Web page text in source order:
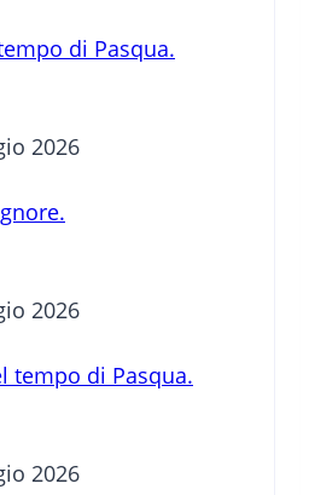
di Pasqua.
2026
2026
tempo di Pasqua.
2026